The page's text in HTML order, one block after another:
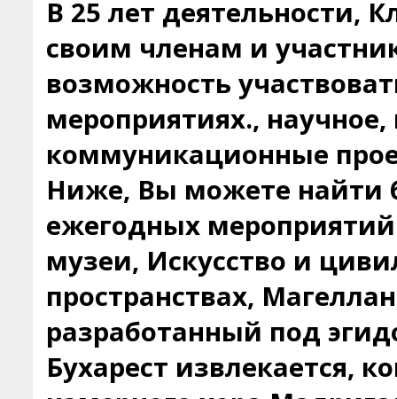
В 25 лет деятельности,
своим членам и
возможность
мероприятиях.,
коммуникационные
Ниже, Вы можете найти
ежегодных
музеи, Искусство и
пространствах,
разработанный под
Бухарест извлекается,